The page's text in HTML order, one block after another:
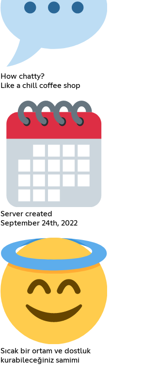
How chatty?
Like a chill coffee shop
Server created
September 24th, 2022
Sıcak bir ortam ve dostluk
kurabileceğiniz samimi